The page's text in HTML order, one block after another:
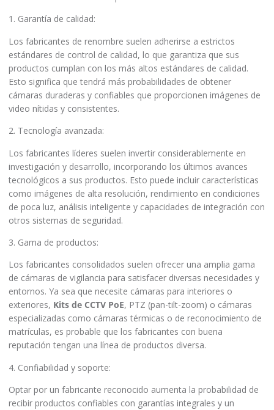
1. Garantía de calidad:
Los fabricantes de renombre suelen adherirse a estrictos
estándares de control de calidad, lo que garantiza que sus
productos cumplan con los más altos estándares de calidad.
Esto significa que tendrá más probabilidades de obtener
cámaras duraderas y confiables que proporcionen imágenes de
video nítidas y consistentes.
2. Tecnología avanzada:
Los fabricantes líderes suelen invertir considerablemente en
investigación y desarrollo, incorporando los últimos avances
tecnológicos a sus productos. Esto puede incluir características
como imágenes de alta resolución, rendimiento en condiciones
de poca luz, análisis inteligente y capacidades de integración con
otros sistemas de seguridad.
3. Gama de productos:
Los fabricantes consolidados suelen ofrecer una amplia gama
de cámaras de vigilancia para satisfacer diversas necesidades y
entornos. Ya sea que necesite cámaras para interiores o
exteriores, Kits de CCTV PoE, PTZ (pan-tilt-zoom) o cámaras
especializadas como cámaras térmicas o de reconocimiento de
matrículas, es probable que los fabricantes con buena
reputación tengan una línea de productos diversa.
4. Confiabilidad y soporte:
Optar por un fabricante reconocido aumenta la probabilidad de
recibir productos confiables con garantías integrales y un